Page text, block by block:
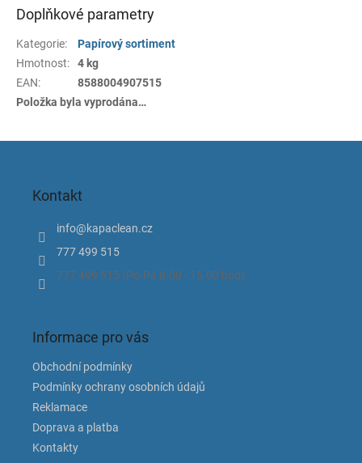
Doplňkové parametry
Kategorie:
Papírový sortiment
Hmotnost:
4 kg
EAN:
8588004907515
Položka byla vyprodána…
Kontakt
info@kapaclean.cz
777 499 515
777 499 515 (Po-Pá 8.00 - 15.00 hod).
Informace pro vás
Obchodní podmínky
Podmínky ochrany osobních údajů
Reklamace
Doprava a platba
Kontakty